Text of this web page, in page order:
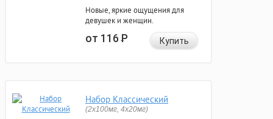
Новые, яркие ощущения для
девушек и женщин.
от 116Р Купить
Набор Классический
(2x100мг, 4x20мг)